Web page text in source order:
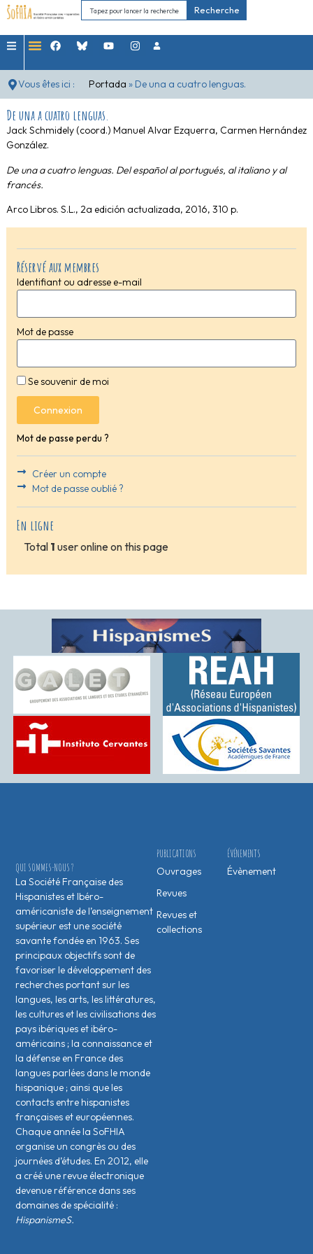
Recherche
Vous êtes ici : Portada » De una a cuatro lenguas.
Réservé aux membres
Identifiant ou adresse e-mail
Mot de passe
Se souvenir de moi
Connexion
Mot de passe perdu ?
Créer un compte
Mot de passe oublié ?
En ligne
Total 1 user online on this page
De una a cuatro lenguas.
Jack Schmidely (coord.) Manuel Alvar Ezquerra, Carmen Hernández
González.
De una a cuatro lenguas. Del español al portugués, al italiano y al
francés.
Arco Libros. S.L., 2a edición actualizada, 2016, 310 p.
ÉVÉNEMENTS
Évènement
PUBLICATIONS
Ouvrages
Revues
Revues et
collections
QUI SOMMES-NOUS ?
La Société Française des
Hispanistes et Ibéro-
américaniste de l’enseignement
supérieur est une société
savante fondée en 1963. Ses
principaux objectifs sont de
favoriser le développement des
recherches portant sur les
langues, les arts, les littératures,
les cultures et les civilisations des
pays ibériques et ibéro-
américains ; la connaissance et
la défense en France des
langues parlées dans le monde
hispanique ; ainsi que les
contacts entre hispanistes
français·es et européen·nes.
Chaque année la SoFHIA
organise un congrès ou des
journées d’études. En 2012, elle
a créé une revue électronique
devenue référence dans ses
domaines de spécialité :
HispanismeS.